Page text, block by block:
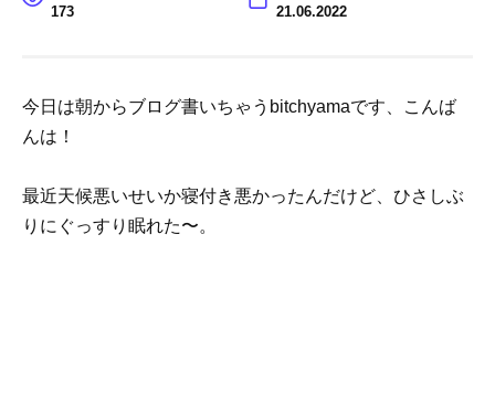
173 21.06.2022
今日は朝からブログ書いちゃうbitchyamaです、こんば
んは！
最近天候悪いせいか寝付き悪かったんだけど、ひさしぶ
りにぐっすり眠れた〜。